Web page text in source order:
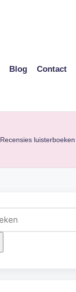
Blog Contact
Recensies luisterboeken